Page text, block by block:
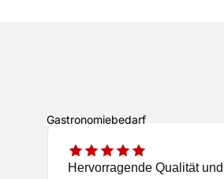
Gastronomiebedarf
Hervorragende Qualität